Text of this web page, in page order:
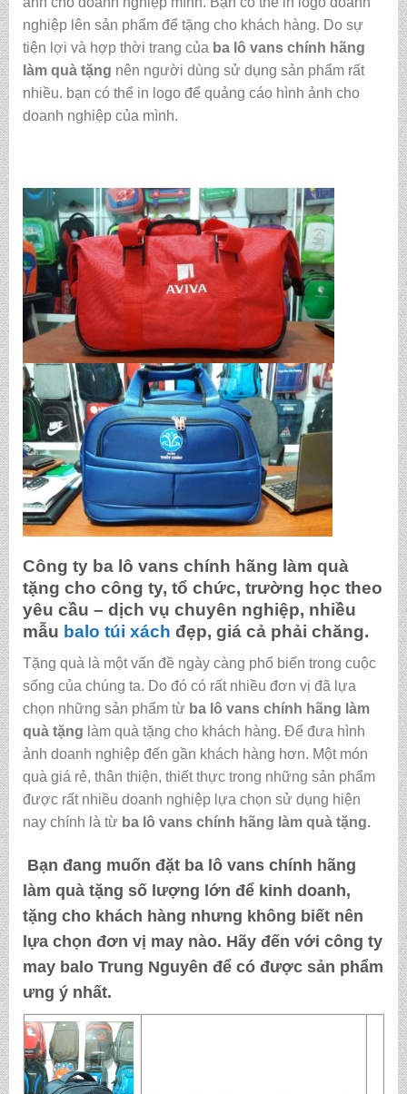
nghiệp lên sản phẩm để tặng cho khách hàng. Do sự
tiện lợi và hợp thời trang của ba lô vans chính hãng
làm quà tặng nên người dùng sử dụng sản phẩm rất
nhiều. bạn có thể in logo để quảng cáo hình ảnh cho
doanh nghiệp của mình.
Công ty ba lô vans chính hãng làm quà
tặng cho công ty, tổ chức, trường học theo
yêu cầu – dịch vụ chuyên nghiệp, nhiều
mẫu balo túi xách đẹp, giá cả phải chăng.
Tặng quà là một vấn đề ngày càng phổ biến trong cuộc
sống của chúng ta. Do đó có rất nhiều đơn vị đã lựa
chọn những sản phẩm từ ba lô vans chính hãng làm
quà tặng làm quà tặng cho khách hàng. Để đưa hình
ảnh doanh nghiệp đến gần khách hàng hơn. Một món
quà giá rẻ, thân thiện, thiết thực trong những sản phẩm
được rất nhiều doanh nghiệp lựa chọn sử dụng hiện
nay chính là từ ba lô vans chính hãng làm quà tặng.
Bạn đang muốn đặt ba lô vans chính hãng
làm quà tặng số lượng lớn để kinh doanh,
tặng cho khách hàng nhưng không biết nên
lựa chọn đơn vị may nào. Hãy đến với công ty
may balo Trung Nguyên để có được sản phẩm
ưng ý nhất.